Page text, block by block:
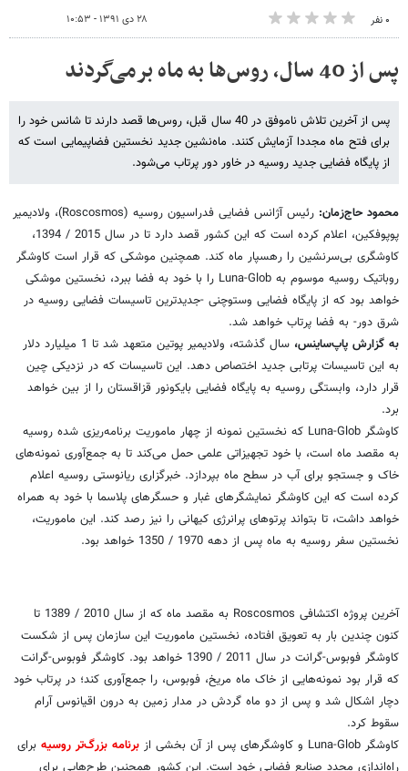
۰ نفر ۲۸ دی ۱۳۹۱ - ۱۰:۵۳
پس از 40 سال، روس‌ها به ماه برمی‌گردند
پس از آخرین تلاش ناموفق در 40 سال قبل، روس‌ها قصد دارند تا شانس خود را
برای فتح ماه مجددا آزمایش کنند. ماه‌نشین جدید نخستین فضاپیمایی است که
از پایگاه فضایی جدید روسیه در خاور دور پرتاب می‌شود.
محمود حاج‌زمان:
رئیس آژانس فضایی فدراسیون روسیه (Roscosmos)، ولادیمیر
پوپوفکین، اعلام کرده است که این کشور قصد دارد تا در سال 2015 / 1394،
کاوشگری بی‌سرنشین را رهسپار ماه کند. همچنین موشکی که قرار است کاوشگر
روباتیک روسیه موسوم به Luna-Glob را با خود به فضا ببرد، نخستین موشکی
خواهد بود که از پایگاه فضایی وستوچنی -جدیدترین تاسیسات فضایی روسیه در
شرق دور- به فضا پرتاب خواهد شد.
به گزارش پاپ‌ساینس،
سال گذشته، ولادیمیر پوتین متعهد شد تا 1 میلیارد دلار
به این تاسیسات پرتابی جدید اختصاص دهد. این تاسیسات که در نزدیکی چین
قرار دارد، وابستگی روسیه به پایگاه فضایی بایکونور قزاقستان را از بین خواهد
برد.
کاوشگر Luna-Glob که نخستین نمونه از چهار ماموریت برنامه‌ریزی شده روسیه
به مقصد ماه است، با خود تجهیزاتی علمی حمل می‌کند تا به جمع‌آوری نمونه‌های
خاک و جستجو برای آب در سطح ماه بپردازد. خبرگزاری ریانوستی روسیه اعلام
کرده است که این کاوشگر نمایشگرهای غبار و حسگرهای پلاسما با خود به همراه
خواهد داشت، تا بتواند پرتوهای پرانرژی کیهانی را نیز رصد کند. این ماموریت،
نخستین سفر روسیه به ماه پس از دهه 1970 / 1350 خواهد بود.
آخرین پروژه اکتشافی Roscosmos به مقصد ماه که از سال 2010 / 1389 تا
کنون چندین بار به تعویق افتاده، نخستین ماموریت این سازمان پس از شکست
کاوشگر فوبوس-گرانت در سال 2011 / 1390 خواهد بود. کاوشگر فوبوس-گرانت
که قرار بود نمونه‌هایی از خاک ماه مریخ، فوبوس، را جمع‌آوری کند؛ در پرتاب خود
دچار اشکال شد و پس از دو ماه گردش در مدار زمین به درون اقیانوس آرام
سقوط کرد.
کاوشگر Luna-Glob و کاوشگرهای پس از آن بخشی از
برنامه بزرگ‌تر روسیه برای